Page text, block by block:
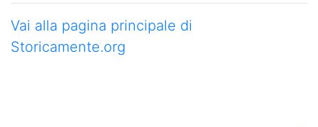
Vai alla pagina principale di
Storicamente.org